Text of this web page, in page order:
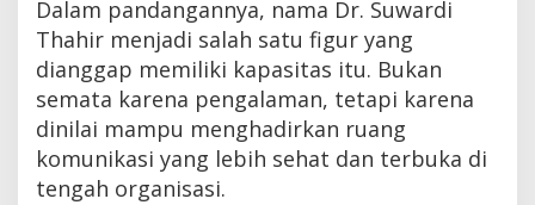
Dalam pandangannya, nama Dr. Suwardi
Thahir menjadi salah satu figur yang
dianggap memiliki kapasitas itu. Bukan
semata karena pengalaman, tetapi karena
dinilai mampu menghadirkan ruang
komunikasi yang lebih sehat dan terbuka di
tengah organisasi.